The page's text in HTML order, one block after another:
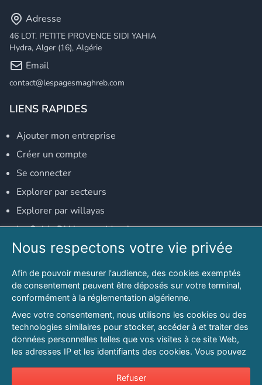
Adresse
46 LOT. PETITE PROVENCE SIDI YAHIA
Hydra, Alger (16), Algérie
Email
contact@lespagesmaghreb.com
LIENS RAPIDES
Ajouter mon entreprise
Créer un compte
Se connecter
Explorer par secteurs
Explorer par willayas
Le Guide D'Alger, guide-alger.com
NOS RÉSEAUX SOCIAUX
Notre page Facebook
Notre page LinkedIn
Notre page Instagram
Notre page Twitter
Nous respectons votre vie privée
Afin de pouvoir mesurer l'audience, des cookies exemptés
de consentement peuvent être déposés sur votre terminal,
conformément à la réglementation algérienne.
Avec votre consentement, nous utilisons les cookies ou des
technologies similaires pour stocker, accéder à et traiter des
données personnelles telles que vos visites à ce site Web,
les adresses IP et les identifiants des cookies. Vous pouvez
sur l'intérêt légitime à tout moment en cliquant sur « Refuser
Refuser